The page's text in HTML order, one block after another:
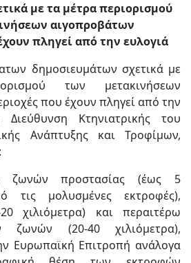
με τα μέτρα περιορισμού
αιγοπροβάτων
πληγεί από την ευλογιά
δημοσιευμάτων σχετικά με
των μετακινήσεων
που έχουν πληγεί από την
Κτηνιατρικής του
Ανάπτυξης και Τροφίμων,
ζωνών προστασίας (έως 5
τις μολυσμένες εκτροφές),
χιλιόμετρα) και περαιτέρω
ζωνών (20-40 χιλιόμετρα),
Ευρωπαϊκή Επιτροπή ανάλογα